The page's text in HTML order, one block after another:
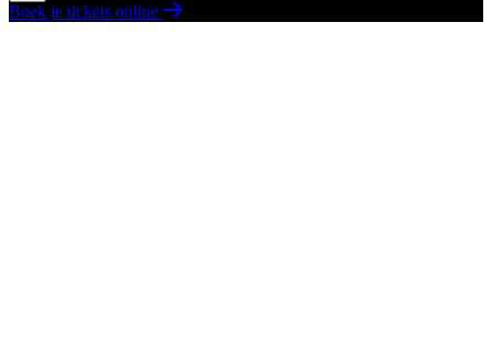
Boek je tickets online